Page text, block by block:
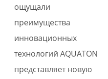
ощущали
преимущества
инновационных
технологий AQUATON
представляет новую